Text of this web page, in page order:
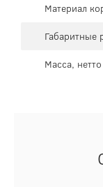
Материал
Габаритные
Масса, нетто